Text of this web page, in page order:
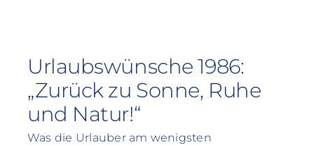
Urlaubswünsche 1986:
„Zurück zu Sonne, Ruhe
und Natur!“
Was die Urlauber am wenigsten